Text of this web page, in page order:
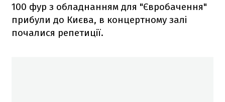
100 фур з обладнанням для "Євробачення"
прибули до Києва, в концертному залі
почалися репетиції.